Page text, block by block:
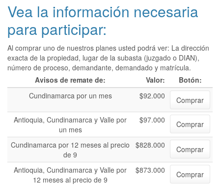
Vea la información necesaria
para participar:
Al comprar uno de nuestros planes usted podrá ver: La dirección
exacta de la propiedad, lugar de la subasta (juzgado o DIAN),
número de proceso, demandante, demandado y matrícula.
Avisos de remate de:
Valor:
Botón:
Cundinamarca por un mes
$92.000
Comprar
Antioquia, Cundinamarca y Valle por
un mes
$97.000 Comprar
Cundinamarca por 12 meses al precio
de 9
$828.000 Comprar
Antioquia, Cundinamarca y Valle por
12 meses al precio de 9
$873.000 Comprar